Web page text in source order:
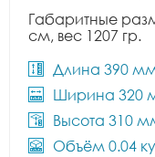
Габаритные
см, вес 1207 гр.
Длина 390
Ширина 320
Высота 310
Объём 0.04